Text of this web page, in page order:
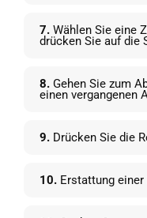
7. Wählen Sie eine
drücken Sie auf die
8. Gehen Sie zum
einen vergangenen
9. Drücken Sie die
10. Erstattung